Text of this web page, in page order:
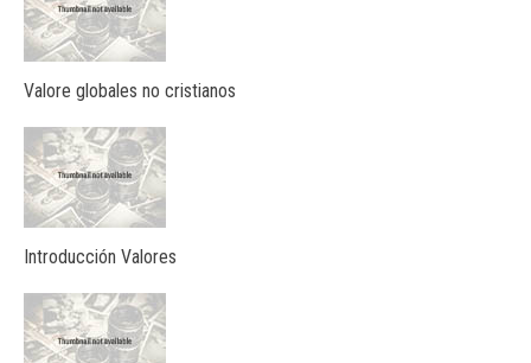
Valore globales no cristianos
Introducción Valores